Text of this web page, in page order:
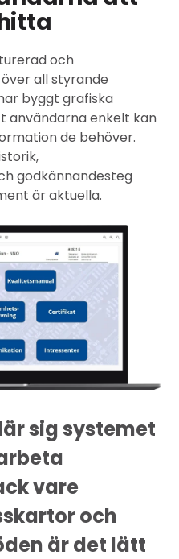
och
all styrande
byggt grafiska
användarna enkelt kan
de behöver.
godkännandesteg
är aktuella.
sig systemet
vare
och
är det lätt